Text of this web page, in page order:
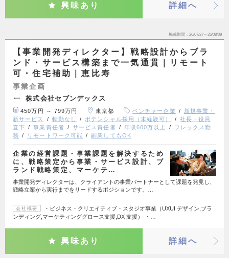
興味あり 詳細へ
掲載期間 26/07/27～26/08/09
【事業開発ディレクター】戦略設計からブラ
ンド・サービス構築まで一気通貫｜リモート
可・住宅補助｜恵比寿
事業企画
株式会社セブンデックス
450万円 ～ 799万円 東京都 ベンチャー企業
新規事業・
新サービス
転勤なし ポテンシャル採用（未経験可）
社長・役員
直下
事業責任者 サービス責任者 年収600万以上
フレックス勤
務
リモートワーク可能 副業してもOK
企業の経営課題・事業課題を解決するため
に、戦略策定から事業・サービス設計、ブ
ランド戦略策定、マーケテ…
事業開発ディレクターは、クライアントの事業パートナーとして課題を発見し、
戦略立案から実行までをリードするポジションです。…
会社概要
・ビジネス・クリエイティブ・スタジオ事業（UXUI デザイン,ブラ
ンディング,マーケティンググロース支援,DX 支援） ・…
興味あり 詳細へ